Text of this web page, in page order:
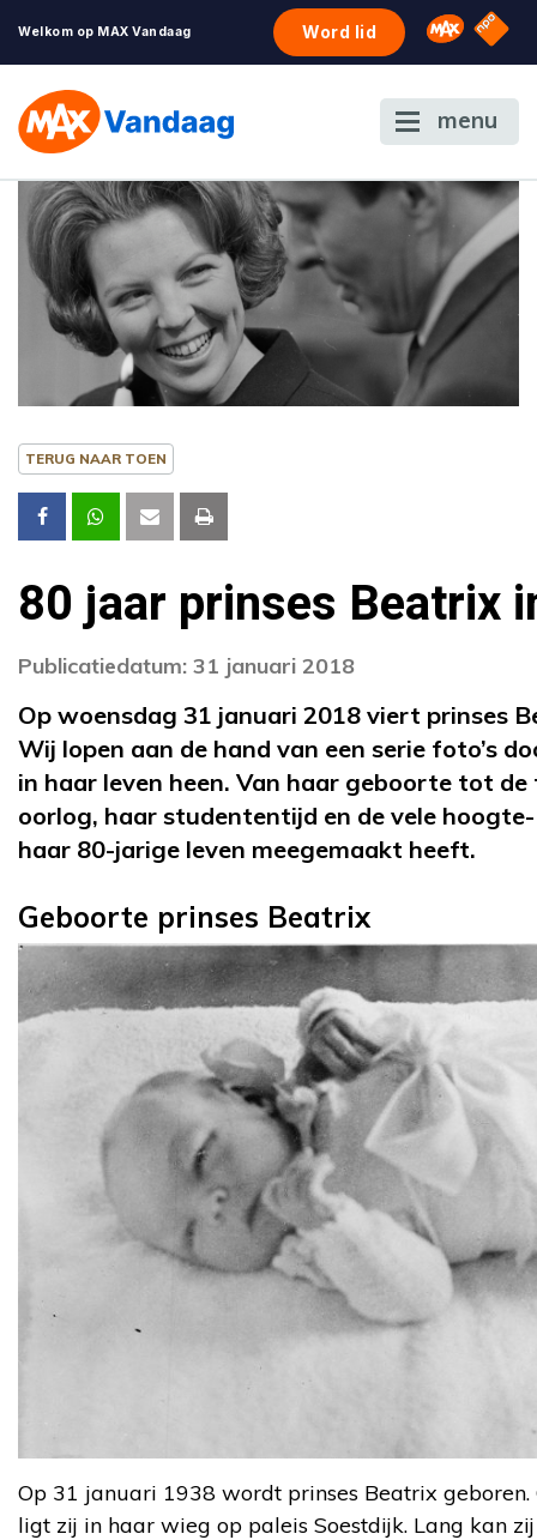
Welkom op MAX Vandaag Word lid Omroep
NPO
menu
TERUG NAAR TOEN
80 jaar prinses Beatrix
Publicatiedatum: 31 januari 2018
Op woensdag 31 januari 2018 viert prinses
Wij lopen aan de hand van een serie foto’s
in haar leven heen. Van haar geboorte tot
oorlog, haar studententijd en de vele
haar 80-jarige leven meegemaakt heeft.
Geboorte prinses Beatrix
Op 31 januari 1938 wordt prinses Beatrix
ligt zij in haar wieg op paleis Soestdijk. Lang kan